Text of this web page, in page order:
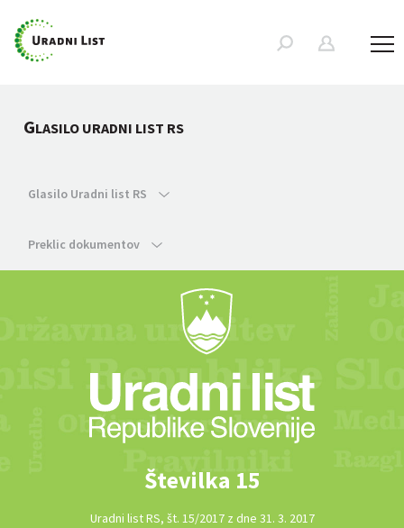
GLASILO URADNI LIST RS
Glasilo Uradni list RS
Preklic dokumentov
Številka 15
Uradni list RS, št. 15/2017 z dne 31. 3. 2017